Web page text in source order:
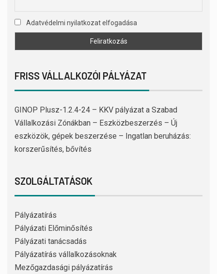
Adatvédelmi nyilatkozat elfogadása
FRISS VÁLLALKOZÓI PÁLYÁZAT
GINOP Plusz-1.2.4-24 – KKV pályázat a Szabad
Vállalkozási Zónákban – Eszközbeszerzés – Új
eszközök, gépek beszerzése – Ingatlan beruházás:
korszerűsítés, bővítés
SZOLGÁLTATÁSOK
Pályázatírás
Pályázati Előminősítés
Pályázati tanácsadás
Pályázatírás vállalkozásoknak
Mezőgazdasági pályázatírás